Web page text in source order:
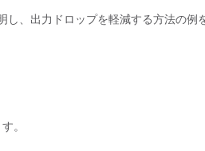
、出力ドロップを軽減する方法の例
。